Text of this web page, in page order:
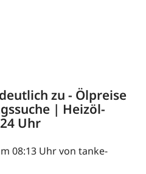
zu - Ölpreise
| Heizöl-
08:13 Uhr von tanke-